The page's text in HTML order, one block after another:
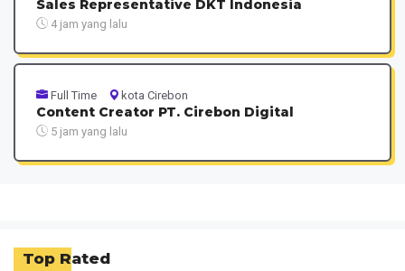
Sales Representative DKT Indonesia
4 jam yang lalu
Full Time kota Cirebon
Content Creator PT. Cirebon Digital
5 jam yang lalu
Top Rated